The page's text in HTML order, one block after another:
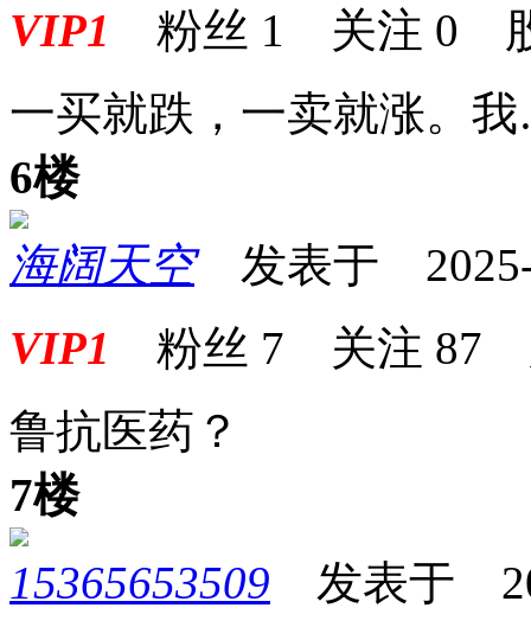
VIP1 粉丝 1 关注 0
一买就跌，一卖就涨。
6楼
海阔天空发表于 2025-
VIP1 粉丝 7 关注 87
鲁抗医药？
7楼
15365653509 发表于